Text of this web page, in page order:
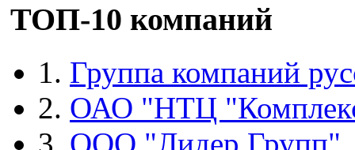
ТОП-10 компаний
1. Группа компаний
2. ОАО "НТЦ
3. ООО "Лидер Групп"